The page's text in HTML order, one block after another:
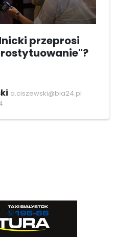
przeprosi
a.ciszewski@bia24.pl